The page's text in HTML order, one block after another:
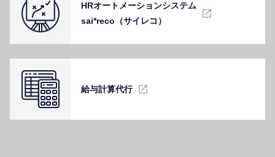
HRオートメーションシステム
sai*reco（サイレコ）
給与計算代⾏